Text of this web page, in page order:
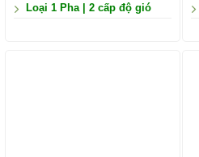
Loại 1 Pha | 2 cấp độ gió